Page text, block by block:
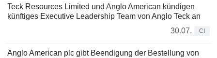
Teck Resources Limited und Anglo American kündigen
künftiges Executive Leadership Team von Anglo Teck an
30.07.
CI
Anglo American plc gibt Beendigung der Bestellung von